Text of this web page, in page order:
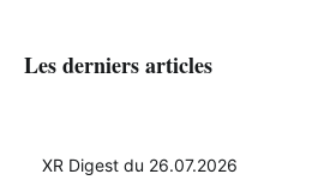
Les derniers articles
XR Digest du 26.07.2026